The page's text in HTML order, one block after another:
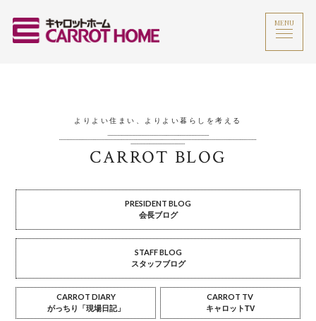
MENU
よりよい住まい、よりよい暮らしを考える
CARROT BLOG
PRESIDENT BLOG
会長ブログ
STAFF BLOG
スタッフブログ
CARROT DIARY
がっちり「現場日記」
CARROT TV
キャロットTV